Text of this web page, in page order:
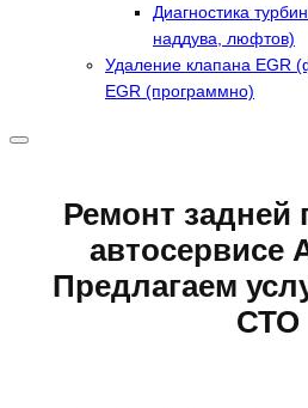
Диагностика
наддува, люфтов)
Удаление клапана EGR
EGR (программно)
Ремонт задней
автосервисе
Предлагаем
СТО